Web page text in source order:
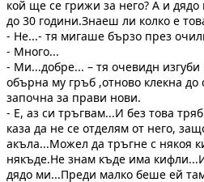
кой ще се грижи за него? А и
до 30 години.Знаеш ли колко е
- Не...- тя мигаше бързо през
- Много...
- Ми...добре... – тя очевидн
обърна му гръб ,отново клекна до
започна за прави нови.
- Е, аз си тръгвам...И без това
каза да не се отделям от него,
акъла...Можел да тръгне с някоя
някъде.Не знам къде има
дядо ми...Преди малко беше ей